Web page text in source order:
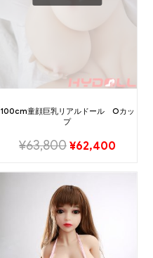
100cm童顔巨乳リアルドール Oカッ
プ
¥63,800 ¥62,400